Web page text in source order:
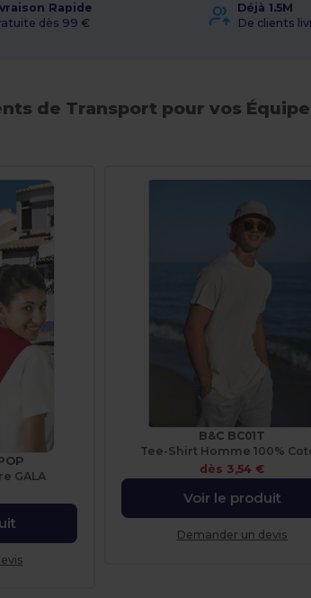
Rapide
dès 99 €
Déjà 1.5M
De clients
de Transport pour vos
GALA
B&C BC01T
Tee-Shirt Homme 100%
dès 3,54 €
Voir le produit
Demander un devis